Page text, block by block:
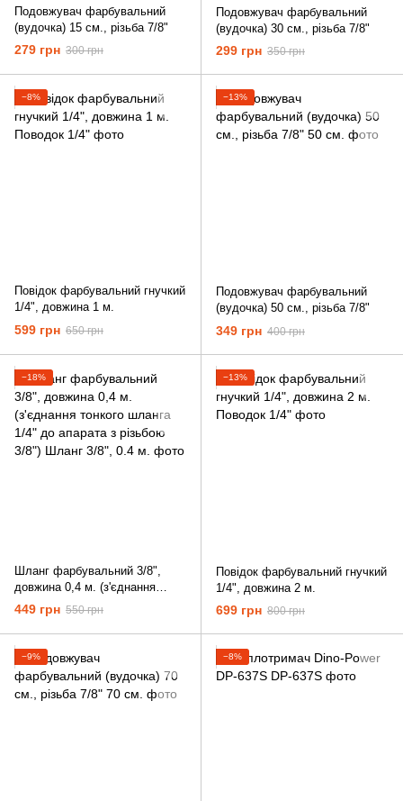
Подовжувач фарбувальний
(вудочка) 15 см., різьба 7/8"
279 грн 300 грн
Подовжувач фарбувальний
(вудочка) 30 см., різьба 7/8"
299 грн 350 грн
−8%
Повідок фарбувальний гнучкий
1/4", довжина 1 м.
599 грн 650 грн
−13%
Подовжувач фарбувальний
(вудочка) 50 см., різьба 7/8"
349 грн 400 грн
−18%
Шланг фарбувальний 3/8",
довжина 0,4 м. (з'єднання
тонкого шланга 1/4" до апарата
з різьбою 3/8")
449 грн 550 грн
−13%
Повідок фарбувальний гнучкий
1/4", довжина 2 м.
699 грн 800 грн
−9% −8%